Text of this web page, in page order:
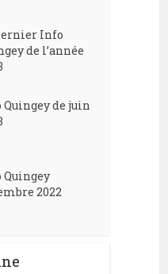
Info
de l’année
de juin
Quingey
2022